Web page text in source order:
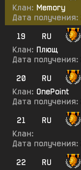
Клан: Memory
Дата получения:
19
RU
Клан: Плющ
Дата получения:
20
RU
Клан: OnePoint
Дата получения:
21
RU
Клан:
Дата получения:
22
RU